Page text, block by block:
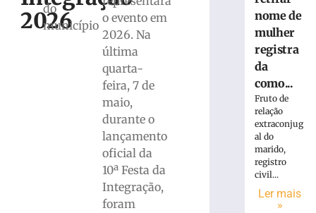
2026
do
município
o evento em
2026. Na
última
quarta-
feira, 7 de
maio,
durante o
lançamento
oficial da
10ª Festa da
Integração,
foram
TRE-
realiza
distribuição
18.860
urnas
eletrônicas
nome de
mulher
registra
da
como...
Fruto de
relação
extraconjug
al do
marido,
registro
civil...
Ler mais
»